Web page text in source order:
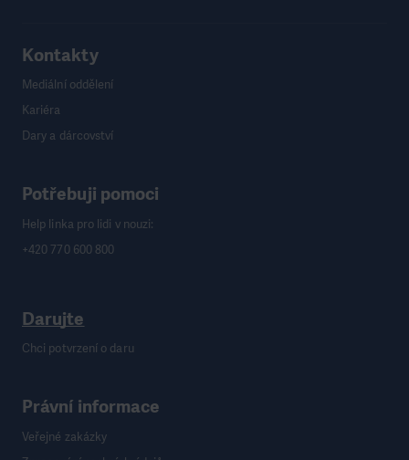
Kontakty
Mediální oddělení
Kariéra
Dary a dárcovství
Potřebuji pomoci
Help linka pro lidi v nouzi:
+420 770 600 800
Darujte
Chci potvrzení o daru
Právní informace
Veřejné zakázky